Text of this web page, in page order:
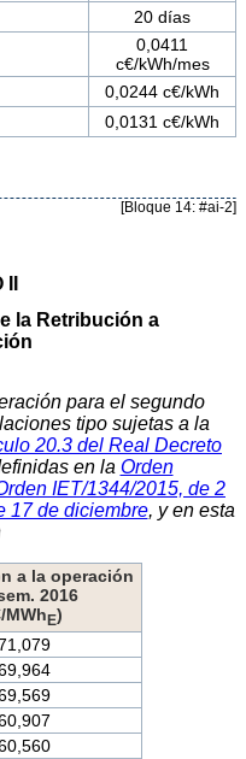
20 días
0,0411
c€/kWh/mes
0,0244 c€/kWh
0,0131 c€/kWh
[Bloque 14: #ai-2]
la Retribución a
para el segundo
tipo sujetas a la
20.3 del Real Decreto
en la Orden
IET/1344/2015, de 2
17 de diciembre, y en esta
a la operación
2016
MWhE)